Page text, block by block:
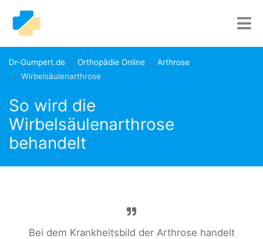
Dr-Gumpert.de Orthopädie Online
Arthrose
Wirbelsäulenarthrose
So wird die
Wirbelsäulenarthrose
behandelt
Bei dem Krankheitsbild der Arthrose handelt